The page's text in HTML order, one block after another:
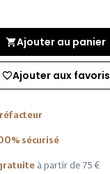
Ajouter au panier
Ajouter aux favoris
sécurisé
à partir de 75 €